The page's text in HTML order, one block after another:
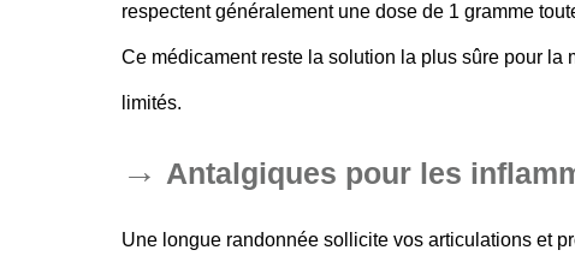
respectent généralement une dose de 1 gramme
Ce médicament reste la solution la plus sûre pour
limités.
Antalgiques pour les
Une longue randonnée sollicite vos articulations et